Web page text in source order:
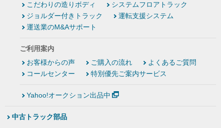
こだわりの造りボディ
システムフロアトラック
ジョルダー付きトラック
運転支援システム
運送業のM&Aサポート
ご利用案内
お客様からの声
ご購入の流れ
よくあるご質問
コールセンター
特別優先ご案内サービス
Yahoo!オークション出品中
中古トラック部品